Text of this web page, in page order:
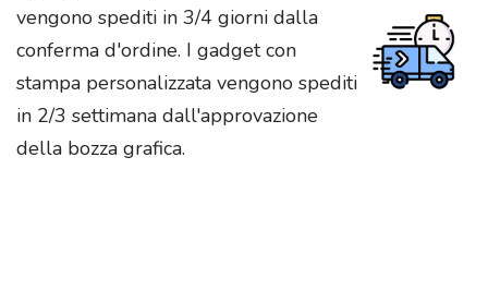
vengono spediti in 3/4 giorni dalla
conferma d'ordine. I gadget con
stampa personalizzata vengono spediti
in 2/3 settimana dall'approvazione
della bozza grafica.